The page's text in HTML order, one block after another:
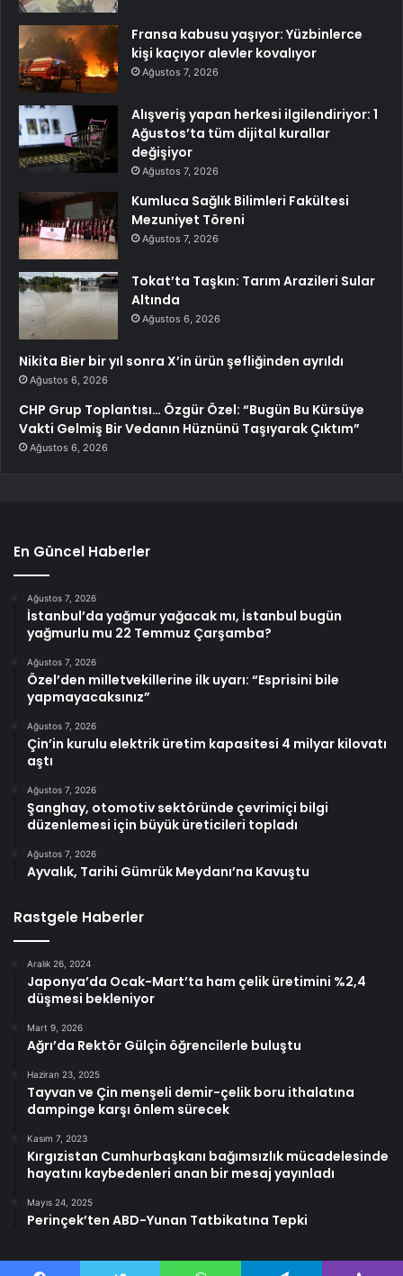
Fransa kabusu yaşıyor: Yüzbinlerce
kişi kaçıyor alevler kovalıyor
Ağustos 7, 2026
Alışveriş yapan herkesi ilgilendiriyor: 1
Ağustos’ta tüm dijital kurallar
değişiyor
Ağustos 7, 2026
Kumluca Sağlık Bilimleri Fakültesi
Mezuniyet Töreni
Ağustos 7, 2026
Tokat’ta Taşkın: Tarım Arazileri Sular
Altında
Ağustos 6, 2026
Nikita Bier bir yıl sonra X’in ürün şefliğinden ayrıldı
Ağustos 6, 2026
CHP Grup Toplantısı… Özgür Özel: “Bugün Bu Kürsüye
Vakti Gelmiş Bir Vedanın Hüznünü Taşıyarak Çıktım”
Ağustos 6, 2026
En Güncel Haberler
Ağustos 7, 2026
İstanbul’da yağmur yağacak mı, İstanbul bugün
yağmurlu mu 22 Temmuz Çarşamba?
Ağustos 7, 2026
Özel’den milletvekillerine ilk uyarı: “Esprisini bile
yapmayacaksınız”
Ağustos 7, 2026
Çin’in kurulu elektrik üretim kapasitesi 4 milyar kilovatı
aştı
Ağustos 7, 2026
Şanghay, otomotiv sektöründe çevrimiçi bilgi
düzenlemesi için büyük üreticileri topladı
Ağustos 7, 2026
Ayvalık, Tarihi Gümrük Meydanı’na Kavuştu
Rastgele Haberler
Aralık 26, 2024
Japonya’da Ocak-Mart’ta ham çelik üretimini %2,4
düşmesi bekleniyor
Mart 9, 2026
Ağrı’da Rektör Gülçin öğrencilerle buluştu
Haziran 23, 2025
Tayvan ve Çin menşeli demir-çelik boru ithalatına
dampinge karşı önlem sürecek
Kasım 7, 2023
Kırgızistan Cumhurbaşkanı bağımsızlık mücadelesinde
hayatını kaybedenleri anan bir mesaj yayınladı
Mayıs 24, 2025
Perinçek’ten ABD-Yunan Tatbikatına Tepki